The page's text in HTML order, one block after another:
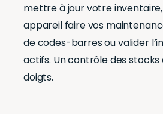
mettre à jour votre
appareil faire vos
de codes-barres ou valider
actifs. Un contrôle des stocks
doigts.